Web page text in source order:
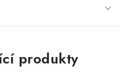
produkty